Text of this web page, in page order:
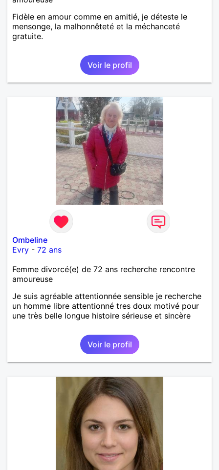
Fidèle en amour comme en amitié, je déteste le
mensonge, la malhonnêteté et la méchanceté
gratuite.
Voir le profil
Ombeline
Evry - 72 ans
Femme divorcé(e) de 72 ans recherche rencontre
amoureuse
Je suis agréable attentionnée sensible je recherche
un homme libre attentionné tres doux motivé pour
une très belle longue histoire sérieuse et sincère
Voir le profil